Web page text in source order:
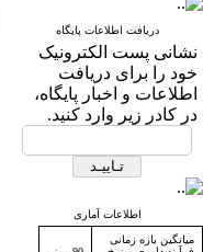
دریافت اطلاعات پایگاه
نشانی پست الکترونیک
خود را برای دریافت
اطلاعات و اخبار پایگاه،
در کادر زیر وارد کنید.
اطلاعات آماری
میانگین بازه زمانی